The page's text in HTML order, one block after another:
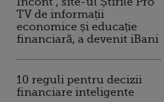
TV de informații
economice și educație
financiară, a devenit iBani
10 reguli pentru decizii
financiare inteligente